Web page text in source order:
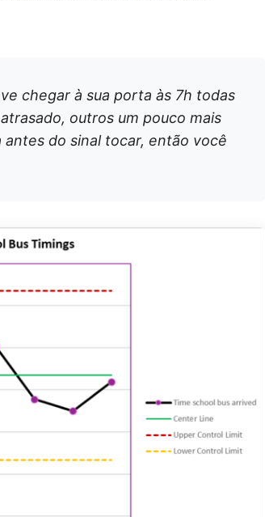
chegar à sua porta às 7h todas
outros um pouco mais
do sinal tocar, então você